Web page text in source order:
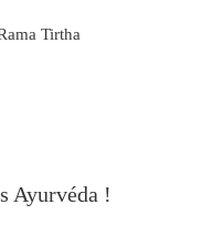
Tirtha
Ayurvéda !